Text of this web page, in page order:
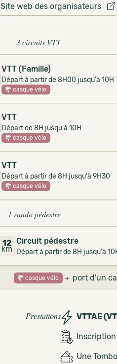
Site web des organisateurs
3 circuits VTT
VTT (Famille)
Départ à partir de 8H00 jusqu'à 10H
casque vélo
VTT
Départ de 8H jusqu'à 10H
casque vélo
VTT
Départ à partir de 8H jusqu'à 9H30
casque vélo
1 rando pédestre
12
km
Circuit pédestre
Départ à partir de 8H jusqu'à
casque vélo port d'un
Prestations VTTAE
Une